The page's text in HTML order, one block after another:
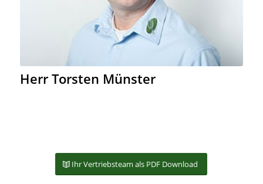
Herr Torsten Münster
Ihr Vertriebsteam als PDF Download